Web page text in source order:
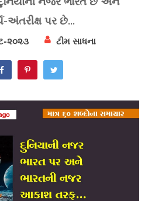
અંતરીક્ષ પર છે...
૨૦૨૩ ટીમ સાધના